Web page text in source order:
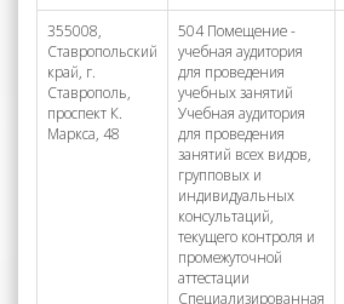
355008,
Ставропольский
край, г.
Ставрополь,
проспект К.
Маркса, 48
504 Помещение -
учебная аудитория
для проведения
учебных занятий
Учебная аудитория
для проведения
занятий всех видов,
групповых и
индивидуальных
консультаций,
текущего контроля и
промежуточной
аттестации
Специализированная